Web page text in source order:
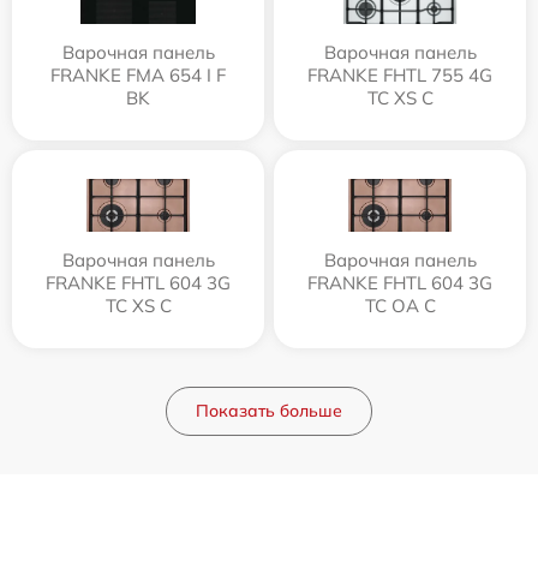
Варочная панель
FRANKE FMA 654 I F
BK
Варочная панель
FRANKE FHTL 755 4G
TC XS C
Варочная панель
FRANKE FHTL 604 3G
TC XS C
Варочная панель
FRANKE FHTL 604 3G
TC OA C
Показать больше